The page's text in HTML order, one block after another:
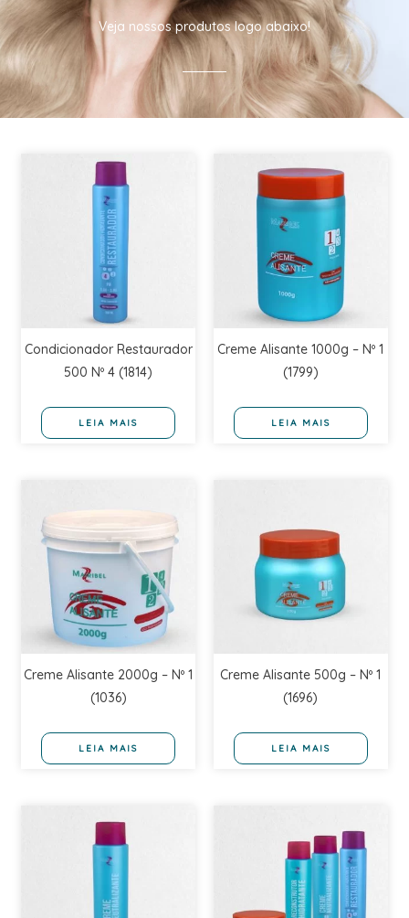
Veja nossos produtos logo abaixo!
Condicionador Restaurador
500 Nº 4 (1814)
LEIA MAIS
Creme Alisante 1000g – Nº 1
(1799)
LEIA MAIS
Creme Alisante 2000g – Nº 1
(1036)
LEIA MAIS
Creme Alisante 500g – Nº 1
(1696)
LEIA MAIS